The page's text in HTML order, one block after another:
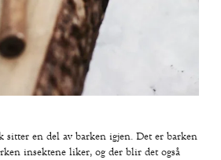
sitter en del av barken igjen. Det er barken
insektene liker, og der blir det også